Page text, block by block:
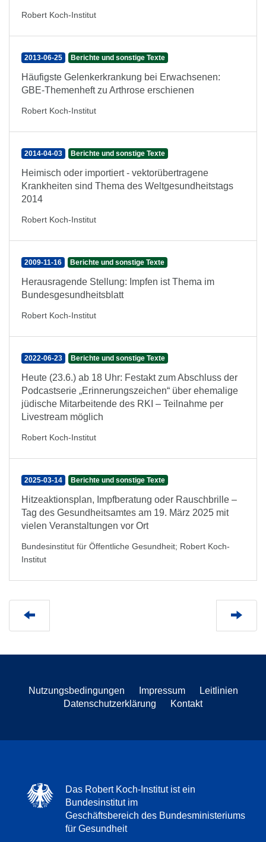
Robert Koch-Institut
2013-06-25 Berichte und sonstige Texte
Häufigste Gelenkerkrankung bei Erwachsenen:
GBE-Themenheft zu Arthrose erschienen
Robert Koch-Institut
2014-04-03 Berichte und sonstige Texte
Heimisch oder importiert - vektorübertragene
Krankheiten sind Thema des Weltgesundheitstags
2014
Robert Koch-Institut
2009-11-16 Berichte und sonstige Texte
Herausragende Stellung: Impfen ist Thema im
Bundesgesundheitsblatt
Robert Koch-Institut
2022-06-23 Berichte und sonstige Texte
Heute (23.6.) ab 18 Uhr: Festakt zum Abschluss der
Podcastserie „Erinnerungszeichen“ über ehemalige
jüdische Mitarbeitende des RKI – Teilnahme per
Livestream möglich
Robert Koch-Institut
2025-03-14 Berichte und sonstige Texte
Hitzeaktionsplan, Impfberatung oder Rauschbrille –
Tag des Gesundheitsamtes am 19. März 2025 mit
vielen Veranstaltungen vor Ort
Bundesinstitut für Öffentliche Gesundheit; Robert Koch-
Institut
Nutzungsbedingungen Impressum
Leitlinien
Datenschutzerklärung
Kontakt
Das Robert Koch-Institut ist ein
Bundesinstitut im
Geschäftsbereich des Bundesministeriums
für Gesundheit